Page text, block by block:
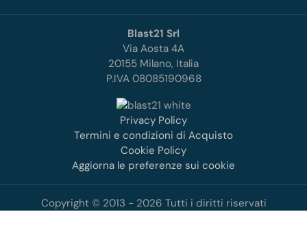
Blast21 Srl
Via Aosta 4A
20155 Milano, Italia
P.IVA 08085190968
Privacy Policy
Termini e condizioni di Acquisto
Cookie Policy
Aggiorna le preferenze sui cookie
Copyright © 2013 - 2026 Tutti i diritti riservati